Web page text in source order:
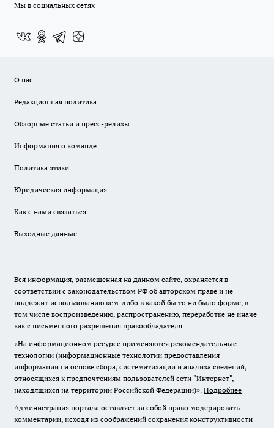
Мы в социальных сетях
О нас
Редакционная политика
Обзорные статьи и пресс-релизы
Информация о команде
Политика этики
Юридическая информация
Как с нами связаться
Выходные данные
Вся информация, размещенная на данном сайте, охраняется в
соответствии с законодательством РФ об авторском праве и не
подлежит использованию кем-либо в какой бы то ни было форме, в
том числе воспроизведению, распространению, переработке не иначе
как с письменного разрешения правообладателя.
«На информационном ресурсе применяются рекомендательные
технологии (информационные технологии предоставления
информации на основе сбора, систематизации и анализа сведений,
относящихся к предпочтениям пользователей сети "Интернет",
находящихся на территории Российской Федерации)». Подробнее
Администрация портала оставляет за собой право модерировать
комментарии, исходя из соображений сохранения конструктивности